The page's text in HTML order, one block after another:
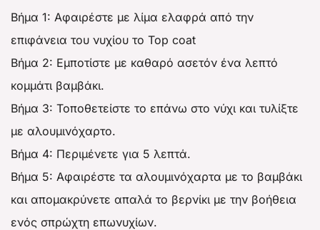
Βήμα 1: Αφαιρέστε με λίμα ελαφρά από την
επιφάνεια του νυχίου το Top coat
Βήμα 2: Εμποτίστε με καθαρό ασετόν ένα λεπτό
κομμάτι βαμβάκι.
Βήμα 3: Τοποθετείστε το επάνω στο νύχι και τυλίξτε
με αλουμινόχαρτο.
Βήμα 4: Περιμένετε για 5 λεπτά.
Βήμα 5: Αφαιρέστε τα αλουμινόχαρτα με το βαμβάκι
και απομακρύνετε απαλά το βερνίκι με την βοήθεια
ενός σπρώχτη επωνυχίων.